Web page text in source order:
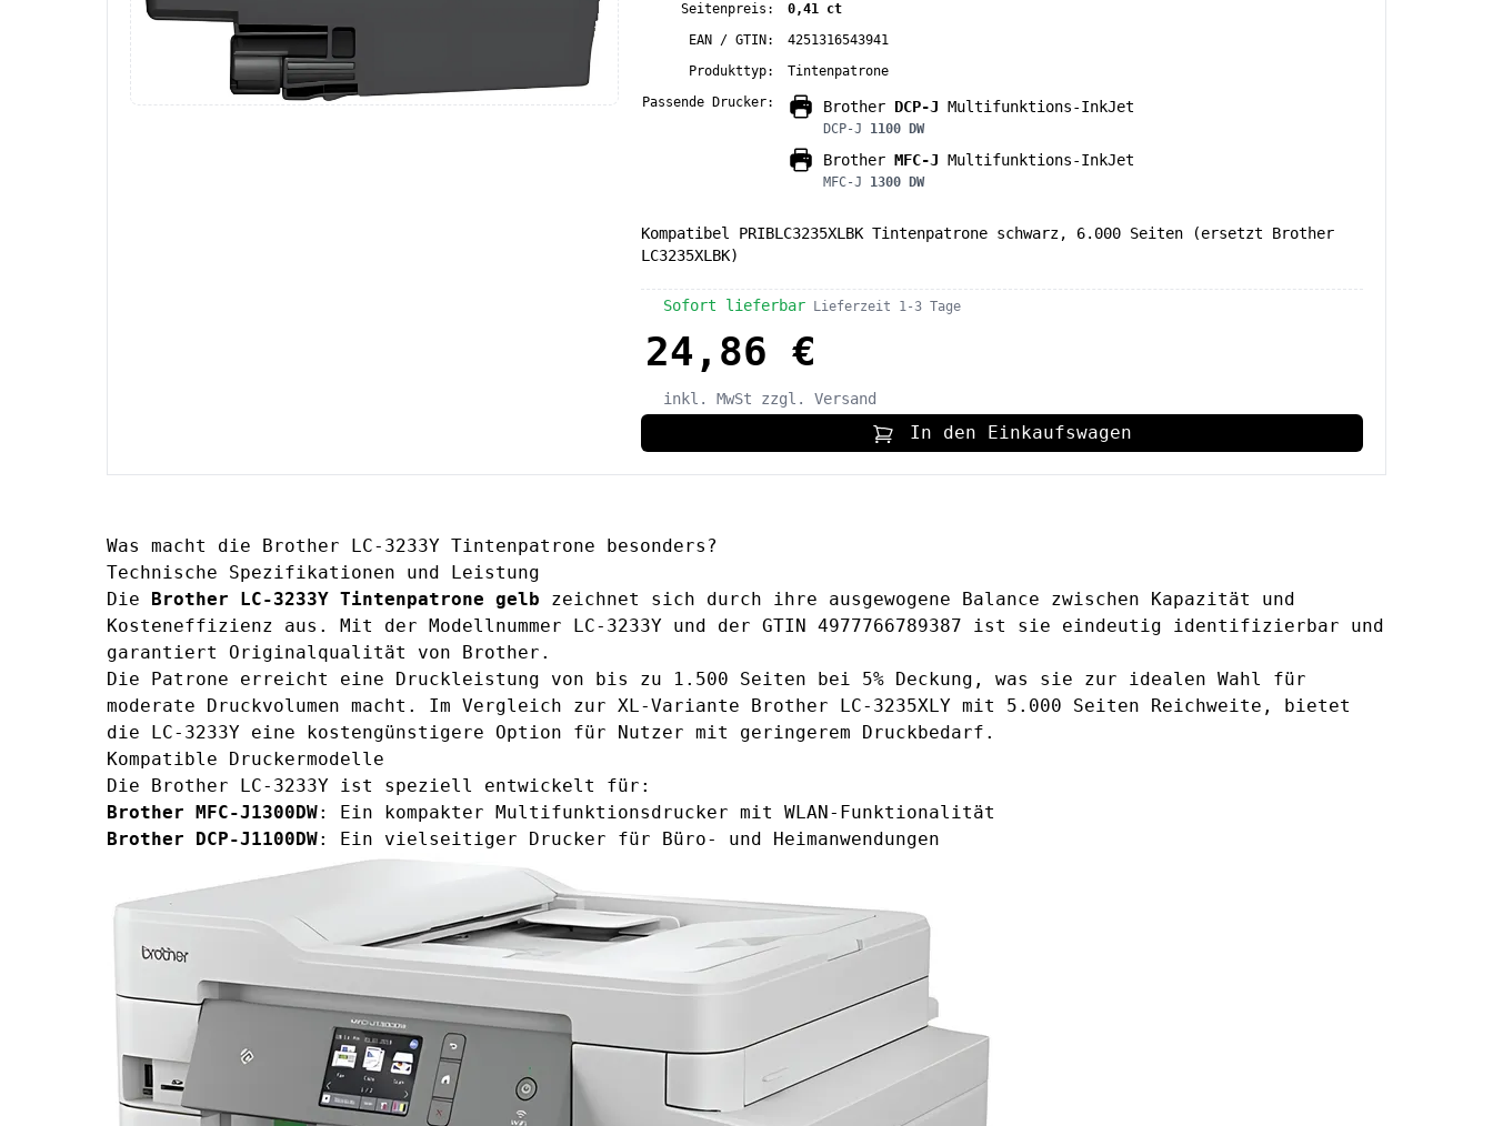
Seitenpreis:
0,41 ct
EAN / GTIN:
4251316543941
Produkttyp:
Tintenpatrone
Passende Drucker:
Brother DCP-J Multifunktions-InkJet
DCP-J 1100 DW
Brother MFC-J Multifunktions-InkJet
MFC-J 1300 DW
Kompatibel PRIBLC3235XLBK Tintenpatrone schwarz, 6.000 Seiten (ersetzt Brother
LC3235XLBK)
Sofort lieferbar Lieferzeit 1-3 Tage
24,86 €
inkl. MwSt zzgl. Versand
In den Einkaufswagen
Was macht die Brother LC-3233Y Tintenpatrone besonders?
Technische Spezifikationen und Leistung
Die Brother LC-3233Y Tintenpatrone gelb zeichnet sich durch ihre ausgewogene Balance zwischen Kapazität und
Kosteneffizienz aus. Mit der Modellnummer LC-3233Y und der GTIN 4977766789387 ist sie eindeutig identifizierbar und
garantiert Originalqualität von Brother.
Die Patrone erreicht eine Druckleistung von bis zu 1.500 Seiten bei 5% Deckung, was sie zur idealen Wahl für
moderate Druckvolumen macht. Im Vergleich zur XL-Variante Brother LC-3235XLY mit 5.000 Seiten Reichweite, bietet
die LC-3233Y eine kostengünstigere Option für Nutzer mit geringerem Druckbedarf.
Kompatible Druckermodelle
Die Brother LC-3233Y ist speziell entwickelt für:
Brother MFC-J1300DW: Ein kompakter Multifunktionsdrucker mit WLAN-Funktionalität
Brother DCP-J1100DW: Ein vielseitiger Drucker für Büro- und Heimanwendungen